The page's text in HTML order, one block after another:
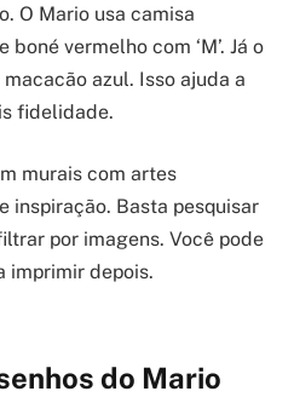
O Mario usa camisa
vermelho com ‘M’. Já o
azul. Isso ajuda a
fidelidade.
murais com artes
inspiração. Basta pesquisar
por imagens. Você pode
imprimir depois.
do Mario